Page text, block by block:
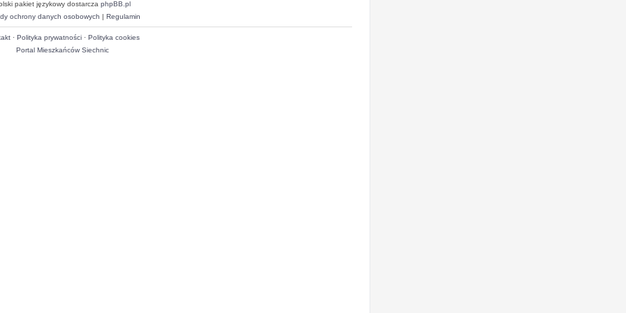
pakiet językowy dostarcza phpBB.pl
ochrony danych osobowych | Regulamin
· Polityka prywatności· Polityka cookies
Portal Mieszkańców Siechnic